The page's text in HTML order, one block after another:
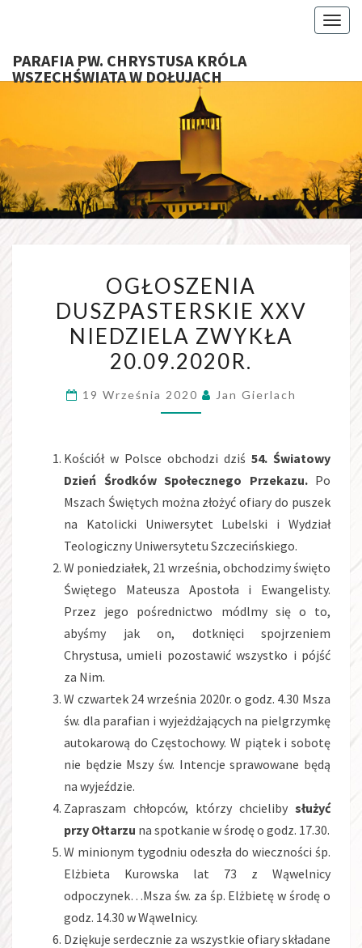
PARAFIA PW. CHRYSTUSA KRÓLA
WSZECHŚWIATA W DOŁUJACH
W
DUSZPASTERSKIE
XXV
NIEDZIELA
ZWYKŁA
OGŁOSZENIA
DUSZPASTERSKIE XXV
NIEDZIELA ZWYKŁA
20.09.2020R.
19 Września 2020 Jan Gierlach
Kościół w Polsce obchodzi dziś 54. Światowy
Dzień Środków Społecznego Przekazu.Po
Mszach Świętych można złożyć ofiary do puszek
na Katolicki Uniwersytet Lubelski i Wydział
Teologiczny Uniwersytetu Szczecińskiego.
W poniedziałek, 21 września, obchodzimy święto
Świętego Mateusza Apostoła i Ewangelisty.
Przez jego pośrednictwo módlmy się o to,
abyśmy jak on, dotknięci spojrzeniem
Chrystusa, umieli pozostawić wszystko i pójść
za Nim.
W czwartek 24 września 2020r. o godz. 4.30 Msza
św. dla parafian i wyjeżdżających na pielgrzymkę
autokarową do Częstochowy. W piątek i sobotę
nie będzie Mszy św. Intencje sprawowane będą
na wyjeździe.
Zapraszam chłopców, którzy chcieliby służyć
przy Ołtarzu na spotkanie w środę o godz. 17.30.
W minionym tygodniu odeszła do wieczności śp.
Elżbieta Kurowska lat 73 z Wąwelnicy
odpoczynek…Msza św. za śp. Elżbietę w środę o
godz. 14.30 w Wąwelnicy.
Dziękuje serdecznie za wszystkie ofiary składane